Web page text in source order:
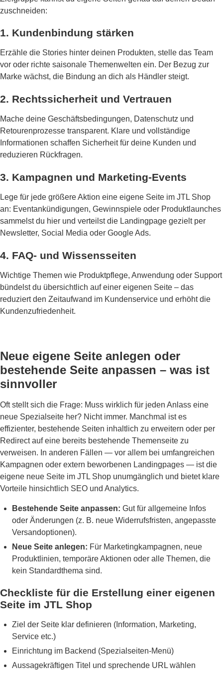
zuschneiden:
1. Kundenbindung stärken
Erzähle die Stories hinter deinen Produkten, stelle das Team
vor oder richte saisonale Themenwelten ein. Der Bezug zur
Marke wächst, die Bindung an dich als Händler steigt.
2. Rechtssicherheit und Vertrauen
Mache deine Geschäftsbedingungen, Datenschutz und
Retourenprozesse transparent. Klare und vollständige
Informationen schaffen Sicherheit für deine Kunden und
reduzieren Rückfragen.
3. Kampagnen und Marketing-Events
Lege für jede größere Aktion eine eigene Seite im JTL Shop
an: Eventankündigungen, Gewinnspiele oder Produktlaunches
sammelst du hier und verteilst die Landingpage gezielt per
Newsletter, Social Media oder Google Ads.
4. FAQ- und Wissensseiten
Wichtige Themen wie Produktpflege, Anwendung oder Support
bündelst du übersichtlich auf einer eigenen Seite – das
reduziert den Zeitaufwand im Kundenservice und erhöht die
Kundenzufriedenheit.
Neue eigene Seite anlegen oder
bestehende Seite anpassen – was ist
sinnvoller
Oft stellt sich die Frage: Muss wirklich für jeden Anlass eine
neue Spezialseite her? Nicht immer. Manchmal ist es
effizienter, bestehende Seiten inhaltlich zu erweitern oder per
Redirect auf eine bereits bestehende Themenseite zu
verweisen. In anderen Fällen — vor allem bei umfangreichen
Kampagnen oder extern beworbenen Landingpages — ist die
eigene neue Seite im JTL Shop unumgänglich und bietet klare
Vorteile hinsichtlich SEO und Analytics.
Bestehende Seite anpassen: Gut für allgemeine Infos
oder Änderungen (z. B. neue Widerrufsfristen, angepasste
Versandoptionen).
Neue Seite anlegen: Für Marketingkampagnen, neue
Produktlinien, temporäre Aktionen oder alle Themen, die
kein Standardthema sind.
Checkliste für die Erstellung einer eigenen
Seite im JTL Shop
Ziel der Seite klar definieren (Information, Marketing,
Service etc.)
Einrichtung im Backend (Spezialseiten-Menü)
Aussagekräftigen Titel und sprechende URL wählen